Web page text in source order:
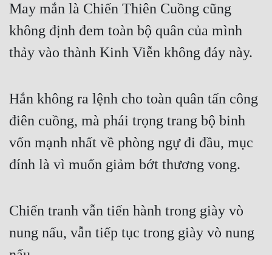
May mắn là Chiến Thiên Cuồng cũng
không định đem toàn bộ quân của mình
thảy vào thành Kinh Viễn không đáy này.
Hắn không ra lệnh cho toàn quân tấn công
điên cuồng, mà phái trọng trang bộ binh
vốn mạnh nhất về phòng ngự đi đầu, mục
đính là vì muốn giảm bớt thương vong.
Chiến tranh vẫn tiến hành trong giày vò
nung nấu, vẫn tiếp tục trong giày vò nung